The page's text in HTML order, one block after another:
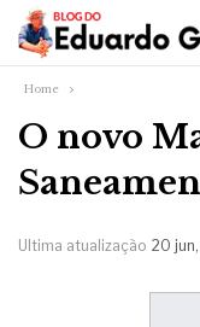
Home
O novo
Ultima atualização 20